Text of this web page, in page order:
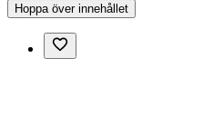
Hoppa över innehållet